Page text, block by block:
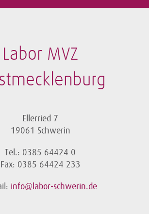
Labor MVZ
Ellerried 7
19061 Schwerin
Tel.: 0385 64424 0
Fax: 0385 64424 233
info@labor-schwerin.de